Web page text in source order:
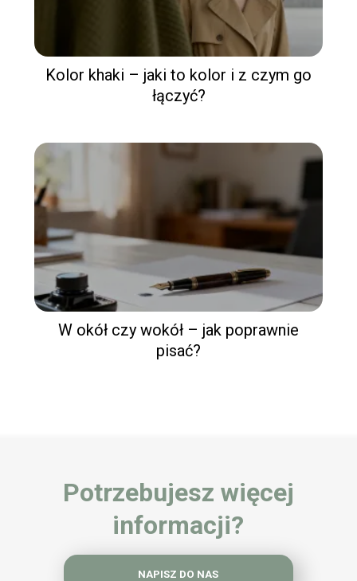
Kolor khaki – jaki to kolor i z czym go
łączyć?
W okół czy wokół – jak poprawnie
pisać?
Potrzebujesz więcej
informacji?
NAPISZ DO NAS